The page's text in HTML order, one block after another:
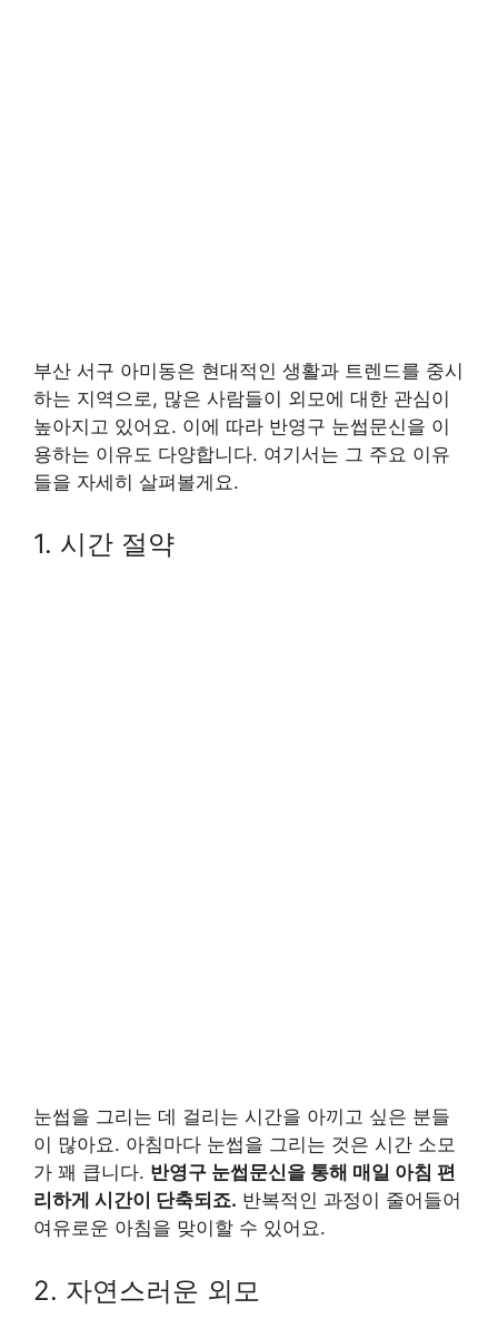
부산 서구 아미동은 현대적인 생활과 트렌드를 중시
하는 지역으로, 많은 사람들이 외모에 대한 관심이
높아지고 있어요. 이에 따라 반영구 눈썹문신을 이
용하는 이유도 다양합니다. 여기서는 그 주요 이유
들을 자세히 살펴볼게요.
1. 시간 절약
눈썹을 그리는 데 걸리는 시간을 아끼고 싶은 분들
이 많아요. 아침마다 눈썹을 그리는 것은 시간 소모
가 꽤 큽니다. 반영구 눈썹문신을 통해 매일 아침 편
리하게 시간이 단축되죠. 반복적인 과정이 줄어들어
여유로운 아침을 맞이할 수 있어요.
2. 자연스러운 외모